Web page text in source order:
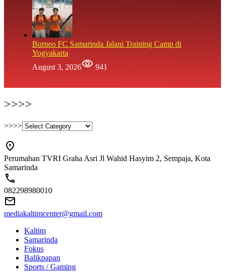
Borneo FC Samarinda Jalani Training Camp di
Yogyakarta
August 3, 2026
941
>>>>
>>>>
Perumahan TVRI Graha Asri Jl Wahid Hasyim 2, Sempaja, Kota
Samarinda
082298980010
mediakaltimcenter@gmail.com
Kaltim
Samarinda
Fokus
Balikpapan
Sports / Gaming